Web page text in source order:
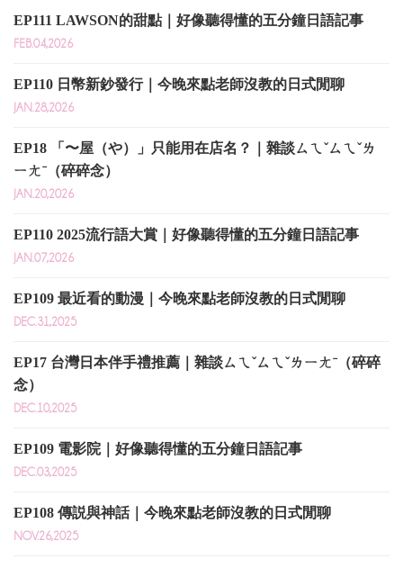
EP111 LAWSON的甜點｜好像聽得懂的五分鐘日語記事
FEB.04,2026
EP110 日幣新鈔發行｜今晚來點老師沒教的日式閒聊
JAN.28,2026
EP18 「〜屋（や）」只能用在店名？｜雜談ㄙㄟˇㄙㄟˇㄌ
ㄧㄤˉ（碎碎念）
JAN.20,2026
EP110 2025流行語大賞｜好像聽得懂的五分鐘日語記事
JAN.07,2026
EP109 最近看的動漫｜今晚來點老師沒教的日式閒聊
DEC.31,2025
EP17 台灣日本伴手禮推薦｜雜談ㄙㄟˇㄙㄟˇㄌㄧㄤˉ（碎碎
念）
DEC.10,2025
EP109 電影院｜好像聽得懂的五分鐘日語記事
DEC.03,2025
EP108 傳説與神話｜今晚來點老師沒教的日式閒聊
NOV.26,2025